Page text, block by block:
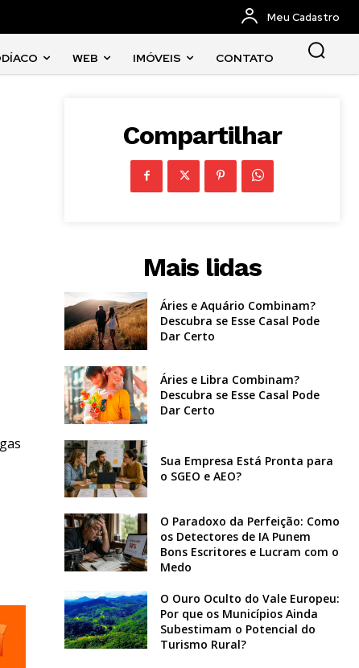
Meu Cadastro
WEB IMÓVEIS CONTATO
Compartilhar
Mais lidas
Áries e Aquário Combinam?
Descubra se Esse Casal Pode
Dar Certo
Áries e Libra Combinam?
Descubra se Esse Casal Pode
Dar Certo
Sua Empresa Está Pronta para
o SGEO e AEO?
O Paradoxo da Perfeição: Como
os Detectores de IA Punem
Bons Escritores e Lucram com o
Medo
O Ouro Oculto do Vale Europeu:
Por que os Municípios Ainda
Subestimam o Potencial do
Turismo Rural?